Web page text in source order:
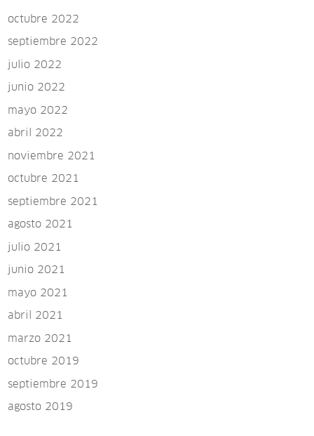
octubre 2022
septiembre 2022
julio 2022
junio 2022
mayo 2022
abril 2022
noviembre 2021
octubre 2021
septiembre 2021
agosto 2021
julio 2021
junio 2021
mayo 2021
abril 2021
marzo 2021
octubre 2019
septiembre 2019
agosto 2019